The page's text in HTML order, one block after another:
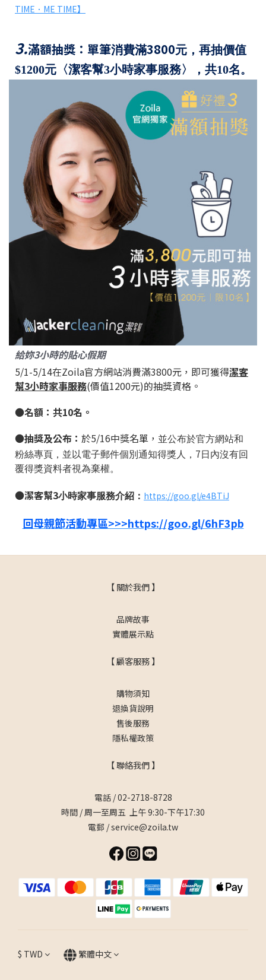
TIME ． ME TIME】
3.滿額抽獎：單筆消費滿3800元，再抽價值
$1200元〈潔客幫3小時家事服務〉，共10名。
給妳3小時的貼心假期
5/1-5/14在Zoila官方網站消費滿3800元，即可獲得潔客
幫3小時家事服務(價值1200元)的抽獎資格。
●名額：共10名。
●抽獎及公布： 於5/16中獎名單， 並公布於官方網站和
粉絲專頁，並以電子郵件個別通知得獎人， 7 日內沒有回
覆得獎資料者視為棄權。
●潔客幫3小時家事服務介紹： https://goo.gl/e4BTiJ
回母親節活動專區>>>https://goo.gl/6hF3pb
【 關於我們 】
品牌故事
實體展示點
【 顧客服務 】
購物須知
退換貨說明
售後服務
隱私權政策
【 聯絡我們 】
電話 / 02-2718-8728
時間 / 周一至周五 上午 9:30-下午17:30
電郵 / service@zoila.tw
$ TWD 繁體中文